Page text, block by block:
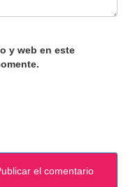
y web en este